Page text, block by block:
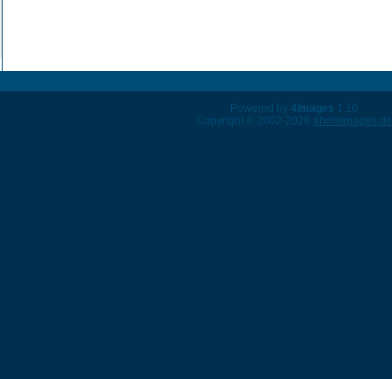
Powered by 4images 1.10
Copyright © 2002-2026 4homepages.de